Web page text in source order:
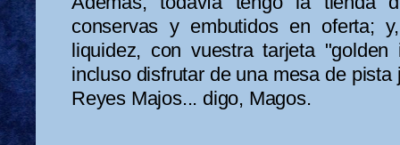
conservas y embutidos en oferta;
liquidez, con vuestra tarjeta "golden
incluso disfrutar de una mesa de
Reyes Majos... digo, Magos.